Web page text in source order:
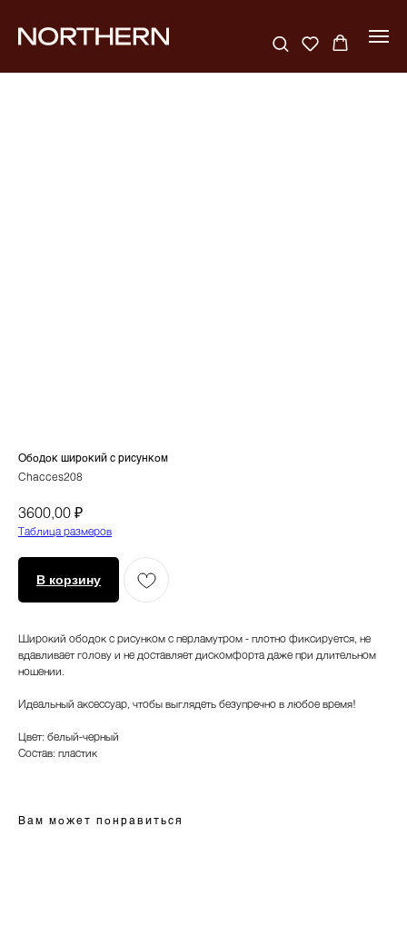
Ободок широкий с рисунком
Chacces208
3600,00 ₽
Таблица размеров
В корзину
Широкий ободок с рисунком с перламутром - плотно фиксируется, не
вдавливает голову и не доставляет дискомфорта даже при длительном
ношении.
Идеальный аксессуар, чтобы выглядеть безупречно в любое время!
Цвет: белый-черный
Состав: пластик
Вам может понравиться